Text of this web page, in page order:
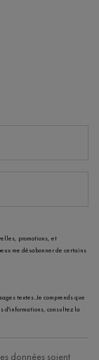
promotions, et
me désabonner de certains
textes. Je comprends que
d'informations, consultez la
données soient